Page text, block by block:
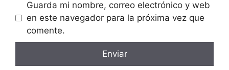
Guarda mi nombre, correo electrónico y web
en este navegador para la próxima vez que
comente.